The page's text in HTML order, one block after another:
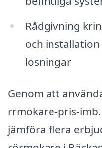
Rådgivning
och
lösningar
Genom att
rrmokare-pris-
jämföra flera